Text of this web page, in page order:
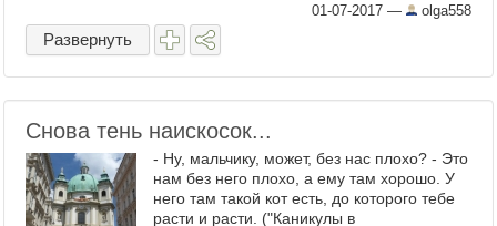
01-07-2017 — olga558
Развернуть
Снова тень наискосок...
- Ну, мальчику, может, без нас плохо? - Это
нам без него плохо, а ему там хорошо. У
него там такой кот есть, до которого тебе
расти и расти. ("Каникулы в